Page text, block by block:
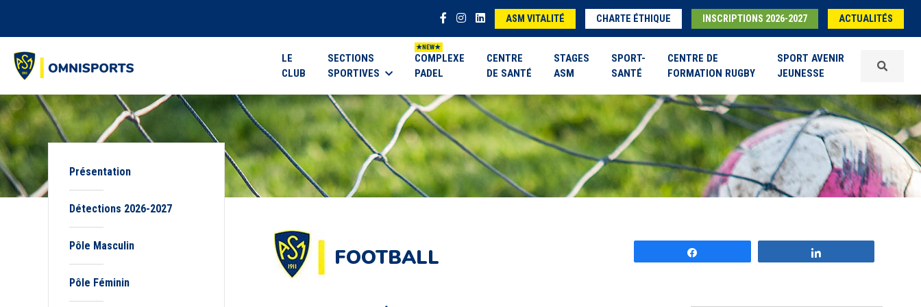
ASM VITALITÉ CHARTE ÉTHIQUE INSCRIPTIONS 2026-2027 ACTUALITÉS
LE
CLUB
SECTIONS
SPORTIVES
COMPLEXE
PADEL
CENTRE
DE SANTÉ
STAGES
ASM
SPORT-
SANTÉ
CENTRE DE
FORMATION RUGBY
SPORT AVENIR
JEUNESSE
Présentation
Détections 2026-2027
Pôle Masculin
Pôle Féminin
FOOTBALL